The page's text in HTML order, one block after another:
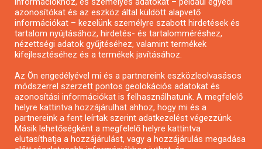
Pályázatfigyelés
Specifikus pályázatfigyelés vagy hírlevél
Pályázatok magánszemélyeknek
Pályázatok civil szervezeteknek
Pályázatok vállalkozásoknak
azonosítókat és az eszköz által küldött alapvető
információkat – kezelünk személyre szabott hirdetések és
tartalom nyújtásához, hirdetés- és tartalomméréshez,
nézettségi adatok gyűjtéséhez, valamint termékek
kifejlesztéséhez és a termékek javításához.
Az Ön engedélyével mi és a partnereink eszközleolvasásos
módszerrel szerzett pontos geolokációs adatokat és
azonosítási információkat is felhasználhatunk. A megfelelő
helyre kattintva hozzájárulhat ahhoz, hogy mi és a
partnereink a fent leírtak szerint adatkezelést végezzünk.
Másik lehetőségként a megfelelő helyre kattintva
elutasíthatja a hozzájárulást, vagy a hozzájárulás megadása